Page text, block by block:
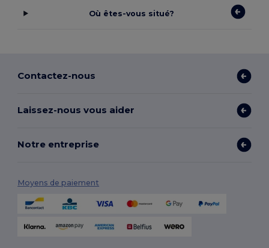
Où êtes-vous situé?
Contactez-nous
Laissez-nous vous aider
Notre entreprise
Moyens de paiement